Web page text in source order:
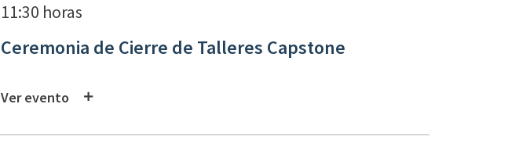
11:30 horas
Ceremonia de Cierre de Talleres Capstone
Ver evento